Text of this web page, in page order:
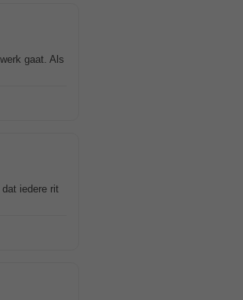
gaat. Als
iedere rit